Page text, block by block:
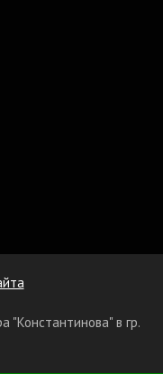
"Константинова" в гр.